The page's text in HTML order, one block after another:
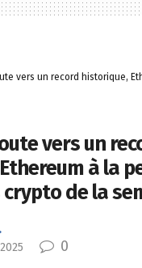
vers un record historique,
vers un
à la
de la
0